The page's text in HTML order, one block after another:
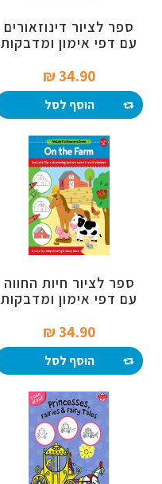
ספר לציור דינוזאורים
עם דפי אימון ומדבקות
34.90 ₪‎
הוסף לסל
ספר לציור חיות החווה
עם דפי אימון ומדבקות
34.90 ₪‎
הוסף לסל